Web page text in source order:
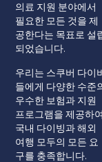
의료 지원 분야에서
필요한 모든 것을 제
공한다는 목표로 설
되었습니다.
우리는 스쿠버 다이
들에게 다양한 수준
우수한 보험과 지원
프로그램을 제공하여
국내 다이빙과 해외
여행 모두의 모든 요
구를 충족합니다.